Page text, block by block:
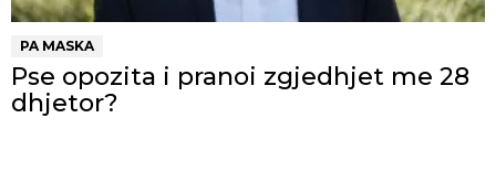
PA MASKA
Pse opozita i pranoi zgjedhjet me 28
dhjetor?